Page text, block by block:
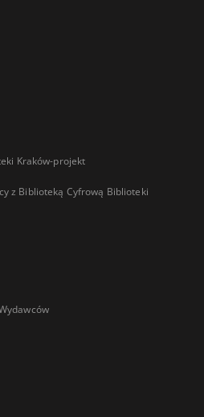
Kraków-projekt
z Biblioteką Cyfrową Biblioteki